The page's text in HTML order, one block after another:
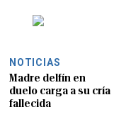
NOTICIAS
Madre delfín en
duelo carga a su cría
fallecida